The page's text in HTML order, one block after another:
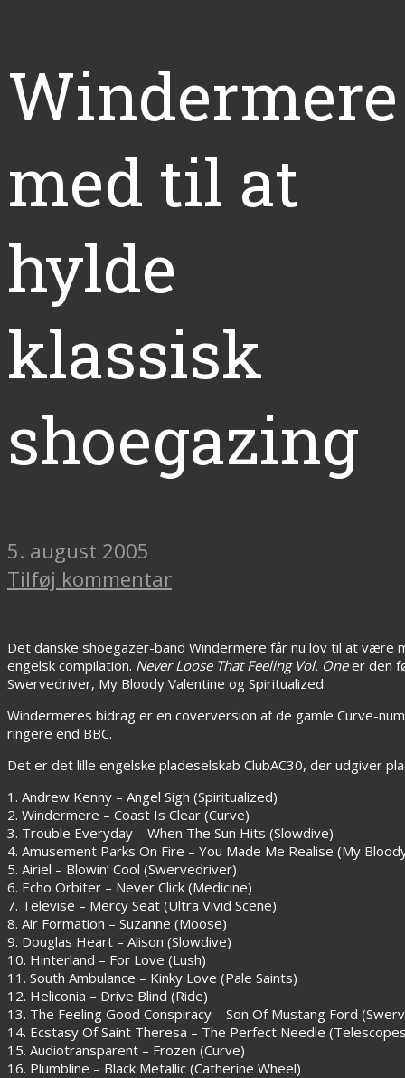
Windermere
med til at
hylde
klassisk
shoegazing
5. august 2005
Tilføj kommentar
Det danske shoegazer-band Windermere får nu lov til at være
engelsk compilation. Never Loose That Feeling Vol. Oneer den
Swervedriver, My Bloody Valentine og Spiritualized.
Windermeres bidrag er en coverversion af de gamle Curve-
ringere end BBC.
Det er det lille engelske pladeselskab ClubAC30, der udgiver
1. Andrew Kenny – Angel Sigh (Spiritualized)
2. Windermere – Coast Is Clear (Curve)
3. Trouble Everyday – When The Sun Hits (Slowdive)
4. Amusement Parks On Fire – You Made Me Realise (My
5. Airiel – Blowin’ Cool (Swervedriver)
6. Echo Orbiter – Never Click (Medicine)
7. Televise – Mercy Seat (Ultra Vivid Scene)
8. Air Formation – Suzanne (Moose)
9. Douglas Heart – Alison (Slowdive)
10. Hinterland – For Love (Lush)
11. South Ambulance – Kinky Love (Pale Saints)
12. Heliconia – Drive Blind (Ride)
13. The Feeling Good Conspiracy – Son Of Mustang Ford
14. Ecstasy Of Saint Theresa – The Perfect Needle
15. Audiotransparent – Frozen (Curve)
16. Plumbline – Black Metallic (Catherine Wheel)